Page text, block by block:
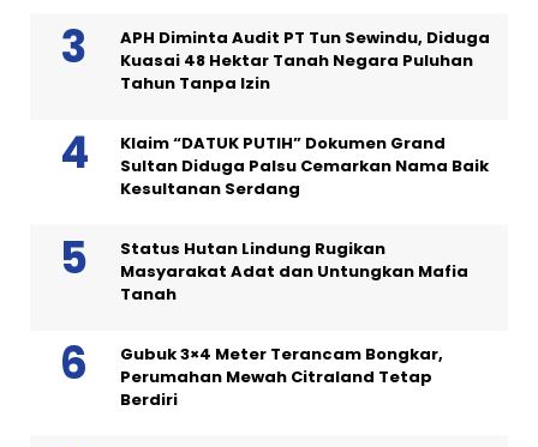
APH Diminta Audit PT Tun Sewindu, Diduga
Kuasai 48 Hektar Tanah Negara Puluhan
Tahun Tanpa Izin
Klaim “DATUK PUTIH” Dokumen Grand
Sultan Diduga Palsu Cemarkan Nama Baik
Kesultanan Serdang
Status Hutan Lindung Rugikan
Masyarakat Adat dan Untungkan Mafia
Tanah
Gubuk 3×4 Meter Terancam Bongkar,
Perumahan Mewah Citraland Tetap
Berdiri